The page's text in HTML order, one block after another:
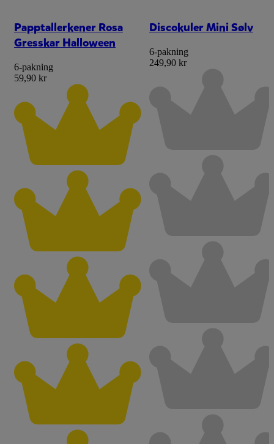
Papptallerkener Rosa
Gresskar Halloween
6-pakning
59,90 kr
Discokuler Mini Sølv
6-pakning
249,90 kr